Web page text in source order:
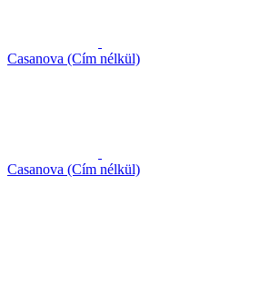
Casanova (Cím nélkül)
Casanova (Cím nélkül)